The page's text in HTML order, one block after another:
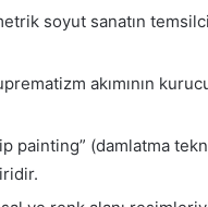
soyut sanatın
akımının
painting” (damlatma